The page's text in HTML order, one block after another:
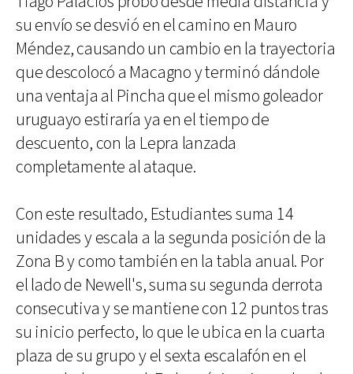
su envío se desvió en el camino en Mauro
Méndez, causando un cambio en la trayectoria
que descolocó a Macagno y terminó dándole
una ventaja al Pincha que el mismo goleador
uruguayo estiraría ya en el tiempo de
descuento, con la Lepra lanzada
completamente al ataque.
Con este resultado, Estudiantes suma 14
unidades y escala a la segunda posición de la
Zona B y como también en la tabla anual. Por
el lado de Newell's, suma su segunda derrota
consecutiva y se mantiene con 12 puntos tras
su inicio perfecto, lo que le ubica en la cuarta
plaza de su grupo y el sexta escalafón en el